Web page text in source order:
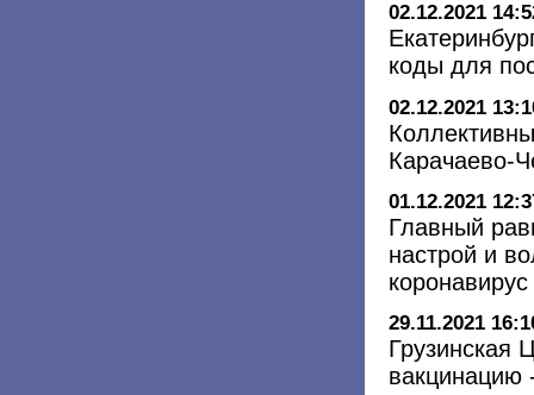
02.12.2021
коды для
02.12.2021
Карачаево-
01.12.2021
Главный
настрой и
коронавирус
29.11.2021
Грузинская
вакцинацию